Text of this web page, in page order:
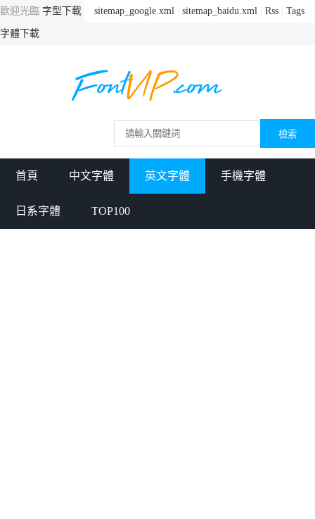
sitemap_google.xml sitemap_baidu.xml Rss Tags
歡迎光臨 字型下載
字體下載
首頁 中文字體 英文字體 手機字體
日系字體 TOP100